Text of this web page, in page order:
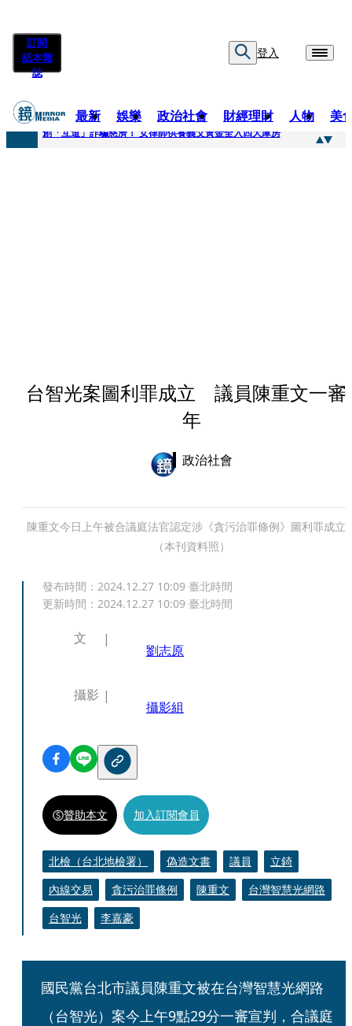
訂閱
紙本雜
誌
登入
最新 娛樂 政治社會 財經理財 人物 美
快訊
創「互道」詐騙慈濟！ 女律師供養義父黃金全入四大庫房
台智光案圖利罪成立 議員陳重文一審
年
政治社會
陳重文今日上午被合議庭法官認定涉《貪污治罪條例》圖利罪成立
（本刊資料照）
發布時間： 2024.12.27 10:09 臺北時間
更新時間： 2024.12.27 10:09 臺北時間
文
劉志原
攝影
攝影組
贊助本文 加入訂閱會員
北檢（台北地檢署） 偽造文書 議員
立錡
內線交易
貪污治罪條例 陳重文
台灣智慧光網路
台智光
李嘉豪
國民黨台北市議員陳重文被在台灣智慧光網路
（台智光）案今上午9點29分一審宣判，合議庭